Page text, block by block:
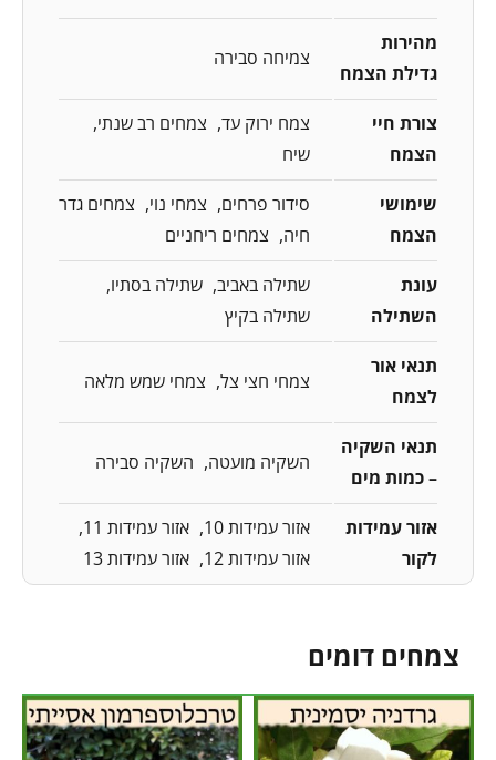
מהירות
גדילת הצמח
צמיחה סבירה
צורת חיי
הצמח
צמח ירוק עד
צמחים רב שנתי
שיח
שימושי
הצמח
סידור פרחים צמחי נוי
צמחים גדר
חיה
צמחים ריחניים
עונת
השתילה
שתילה באביב שתילה בסתיו
שתילה בקיץ
תנאי אור
לצמח
צמחי חצי צל צמחי שמש מלאה
תנאי השקיה
– כמות מים
השקיה מועטה השקיה סבירה
אזור עמידות
לקור
אזור עמידות 10
אזור עמידות 11
אזור עמידות 12
אזור עמידות 13
צמחים דומים